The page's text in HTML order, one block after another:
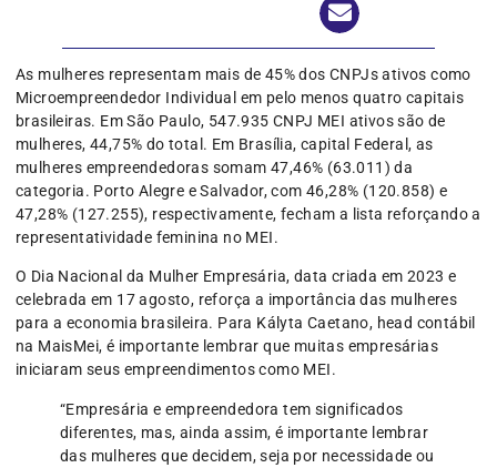
As mulheres representam mais de 45% dos CNPJs ativos como
Microempreendedor Individual em pelo menos quatro capitais
brasileiras. Em São Paulo, 547.935 CNPJ MEI ativos são de
mulheres, 44,75% do total. Em Brasília, capital Federal, as
mulheres empreendedoras somam 47,46% (63.011) da
categoria. Porto Alegre e Salvador, com 46,28% (120.858) e
47,28% (127.255), respectivamente, fecham a lista reforçando a
representatividade feminina no MEI.
O Dia Nacional da Mulher Empresária, data criada em 2023 e
celebrada em 17 agosto, reforça a importância das mulheres
para a economia brasileira. Para Kályta Caetano, head contábil
na MaisMei, é importante lembrar que muitas empresárias
iniciaram seus empreendimentos como MEI.
“Empresária e empreendedora tem significados
diferentes, mas, ainda assim, é importante lembrar
das mulheres que decidem, seja por necessidade ou